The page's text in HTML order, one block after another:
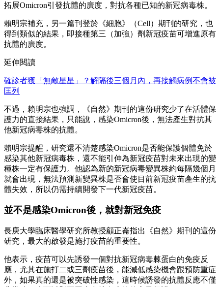
拓展Omicron引發抗體的廣度，對抗各種已知的新冠病毒株。
賴明宗補充，另一篇刊登於《細胞》（Cell）期刊的研究，也
得到類似的結果，即接種第三（加強）劑新冠疫苗可增進原有
抗體的廣度。
延伸閱讀
確診者獲「無敵星星」？解隔後三個月內，再接觸病例不會被
匡列
不過，賴明宗也強調，《自然》期刊的這份研究少了在活體保
護力的直接結果，只能說，感染Omicron後，無法產生對抗其
他新冠病毒株的抗體。
賴明宗提醒，研究還不清楚感染Omicron是否能保護個體免於
感染其他新冠病毒株，還不能引伸為新冠疫苗對未來出現的變
種株一定有保護力。他認為新的新冠病毒變異株約每隔幾個月
就會出現，無法預測新變異株是否會使目前新冠疫苗產生的抗
體失效，所以仍需持續開發下一代新冠疫苗。
並不是感染Omicron後，就對新冠免疫
長庚大學臨床醫學研究所教授顧正崙指出《自然》期刊的這份
研究，最大的啟發是施打疫苗的重要性。
他表示，疫苗可以先誘發一個對抗新冠病毒棘蛋白的免疫反
應，尤其在施打二或三劑疫苗後，能減低感染機會跟預防重症
外，如果真的還是被突破性感染，這時候誘發的抗體反應不僅